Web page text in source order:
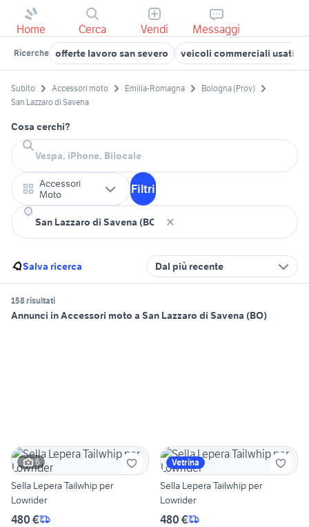
Home Cerca Vendi Messaggi
Ricerche offerte lavoro san severo veicoli commerciali usati
Subito Accessori moto Emilia-Romagna
Bologna (Prov)
San Lazzaro di Savena
Cosa cerchi?
Accessori
Moto
Filtri
Salva ricerca Dal più recente
158 risultati
Annunci in Accessori moto a San Lazzaro di Savena (BO)
6
Sella Lepera Tailwhip per
Lowrider
480 €
Vetrina
Sella Lepera Tailwhip per
Lowrider
480 €